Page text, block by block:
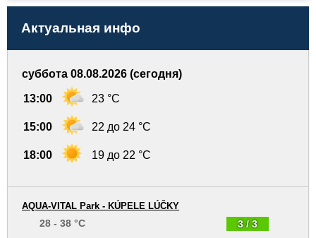
Актуальная инфо
суббота 08.08.2026 (сегодня)
13:00 23 °C
15:00 22 до 24 °C
18:00 19 до 22 °C
3 / 3
AQUA-VITAL Park - KÚPELE LÚČKY
28 - 38 °C